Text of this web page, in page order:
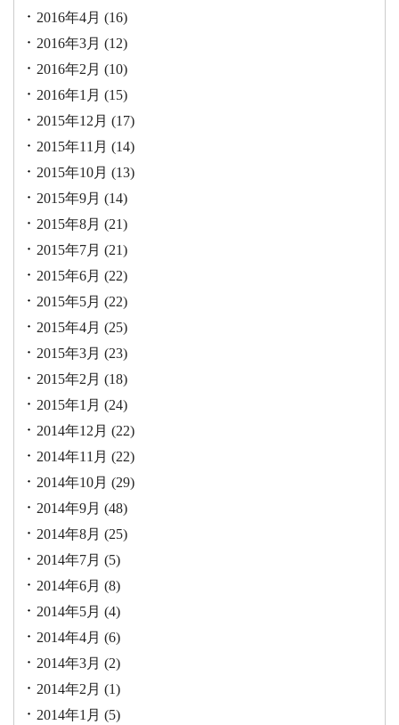
2016年4月 (16)
2016年3月 (12)
2016年2月 (10)
2016年1月 (15)
2015年12月 (17)
2015年11月 (14)
2015年10月 (13)
2015年9月 (14)
2015年8月 (21)
2015年7月 (21)
2015年6月 (22)
2015年5月 (22)
2015年4月 (25)
2015年3月 (23)
2015年2月 (18)
2015年1月 (24)
2014年12月 (22)
2014年11月 (22)
2014年10月 (29)
2014年9月 (48)
2014年8月 (25)
2014年7月 (5)
2014年6月 (8)
2014年5月 (4)
2014年4月 (6)
2014年3月 (2)
2014年2月 (1)
2014年1月 (5)